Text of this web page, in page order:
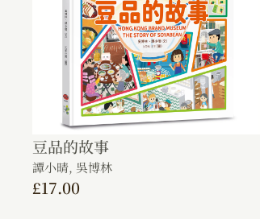
豆品的故事
譚小晴, 吳博林
£17.00